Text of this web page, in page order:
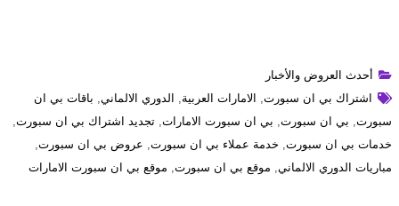
أحدث العروض والأخبار
اشتراك بي ان سبورت الامارات العربية الدوري الالماني
باقات بي ان
سبورت بي ان سبورت بي ان سبورت الامارات تجديد اشتراك بي ان سبورت
خدمات بي ان سبورت خدمة عملاء بي ان سبورت عروض بي ان سبورت
مباريات الدوري الالماني
موقع بي ان سبورت موقع بي ان سبورت الامارات